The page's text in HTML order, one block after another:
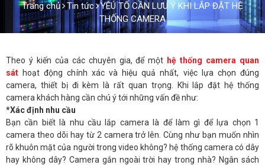
Trang chủ Tin tức
YÊÚ TỐ CẦN LƯU Ý KHI LẮP ĐẶT HỆ
THỐNG CAMERA
Theo ý kiến của các chuyên gia, để một hệ thống camera quan
sát hoạt động chính xác và hiệu quả nhất, việc lựa chọn đúng
camera, thiết bị đi kèm là rất quan trọng. Khi lắp đặt hệ thống
camera khách hàng cần chú ý tới những vấn đề như:
*Xác định nhu cầu
Bạn cần biết là nhu cầu lắp camera là để làm gì để lựa chọn 1
camera theo dõi hay từ 2 camera trở lên. Cùng như bạn muốn nhìn
rõ khuôn mặt của người trong video không? hệ thống camera có dây
hay không dây? Camera gắn ngoài trời hay trong nhà? Ngân sách